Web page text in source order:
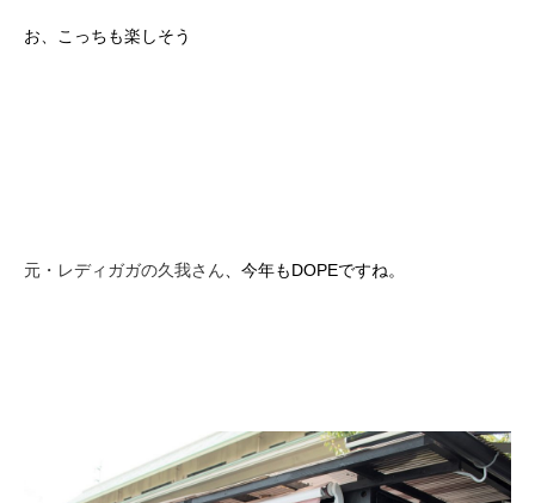
お、こっちも楽しそう
元・レディガガの久我さん、今年もDOPEですね。